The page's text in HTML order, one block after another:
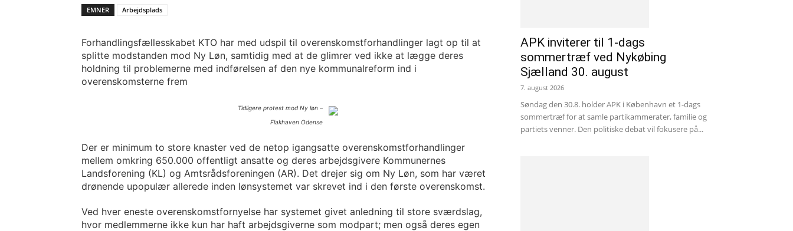
EMNER Arbejdsplads
Forhandlingsfællesskabet KTO har med udspil til overenskomstforhandlinger lagt op til at
splitte modstanden mod Ny Løn, samtidig med at de glimrer ved ikke at lægge deres
holdning til problemerne med indførelsen af den nye kommunalreform ind i
overenskomsterne frem
Tidligere protest mod Ny løn –
Flakhaven Odense
Der er minimum to store knaster ved de netop igangsatte overenskomstforhandlinger
mellem omkring 650.000 offentligt ansatte og deres arbejdsgivere Kommunernes
Landsforening (KL) og Amtsrådsforeningen (AR). Det drejer sig om Ny Løn, som har været
drønende upopulær allerede inden lønsystemet var skrevet ind i den første overenskomst.
Ved hver eneste overenskomstfornyelse har systemet givet anledning til store sværdslag,
hvor medlemmerne ikke kun har haft arbejdsgiverne som modpart; men også deres egen
APK inviterer til 1-dags
sommertræf ved Nykøbing
Sjælland 30. august
7. august 2026
Søndag den 30.8. holder APK i København et 1-dags
sommertræf for at samle partikammerater, familie og
partiets venner. Den politiske debat vil fokusere på...